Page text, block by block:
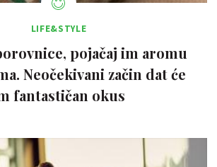
LIFE&STYLE
pojačaj im aromu
Neočekivani začin dat će
fantastičan okus